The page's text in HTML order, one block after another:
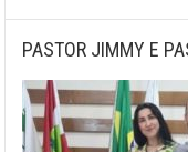
PASTOR JIMMY E